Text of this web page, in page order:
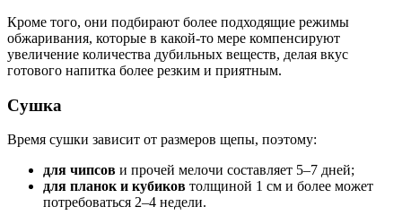
Кроме того, они подбирают более подходящие режимы
обжаривания, которые в какой-то мере компенсируют
увеличение количества дубильных веществ, делая вкус
готового напитка более резким и приятным.
Сушка
Время сушки зависит от размеров щепы, поэтому:
для чипсов и прочей мелочи составляет 5–7 дней;
для планок и кубиков толщиной 1 см и более может
потребоваться 2–4 недели.